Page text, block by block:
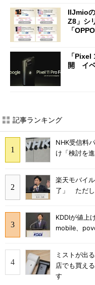
IIJmio
Z8」シ
「
「
開 イベ
記事ランキング
NHK受信料
け「検討を
楽天モバイ
了」 ただし
KDDIが値上
mobile、
ミストが出
店でも買え
す